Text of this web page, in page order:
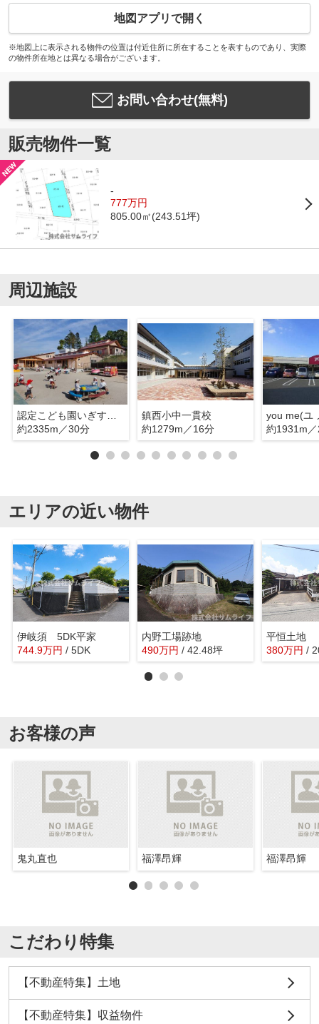
地図アプリで開く
※地図上に表示される物件の位置は付近住所に所在することを表すものであり、実際
の物件所在地とは異なる場合がございます。
お問い合わせ(無料)
販売物件一覧
-
777万円
805.00㎡(243.51坪)
周辺施設
約2335m／30分
鎮西小中一貫校
約1279m／16分
約1931m
エリアの近い物件
伊岐須 5DK平家
744.9万円 / 5DK
内野工場跡地
490万円 / 42.48坪
平恒土地
380万円 /
お客様の声
鬼丸直也 福澤昂輝 福澤昂輝
こだわり特集
【不動産特集】土地
【不動産特集】収益物件